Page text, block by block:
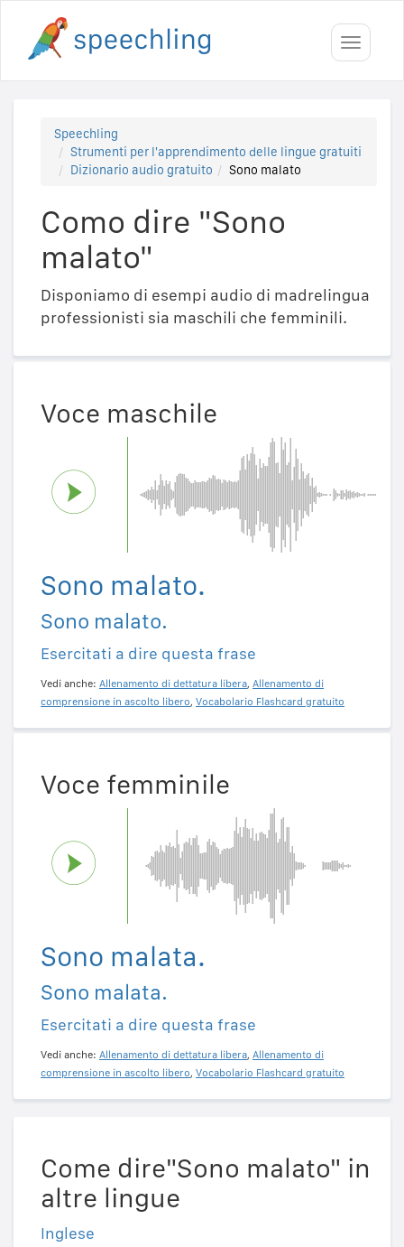
Toggle
Speechling
Strumenti per l'apprendimento delle lingue gratuiti
Dizionario audio gratuito
Sono malato
Como dire "Sono
malato"
Disponiamo di esempi audio di madrelingua
professionisti sia maschili che femminili.
Voce maschile
Sono malato.
Sono malato.
Esercitati a dire questa frase
Vedi anche: Allenamento di dettatura libera, Allenamento di
comprensione in ascolto libero, Vocabolario Flashcard gratuito
Voce femminile
Sono malata.
Sono malata.
Esercitati a dire questa frase
Vedi anche: Allenamento di dettatura libera, Allenamento di
comprensione in ascolto libero, Vocabolario Flashcard gratuito
Come dire"Sono malato" in
altre lingue
Inglese